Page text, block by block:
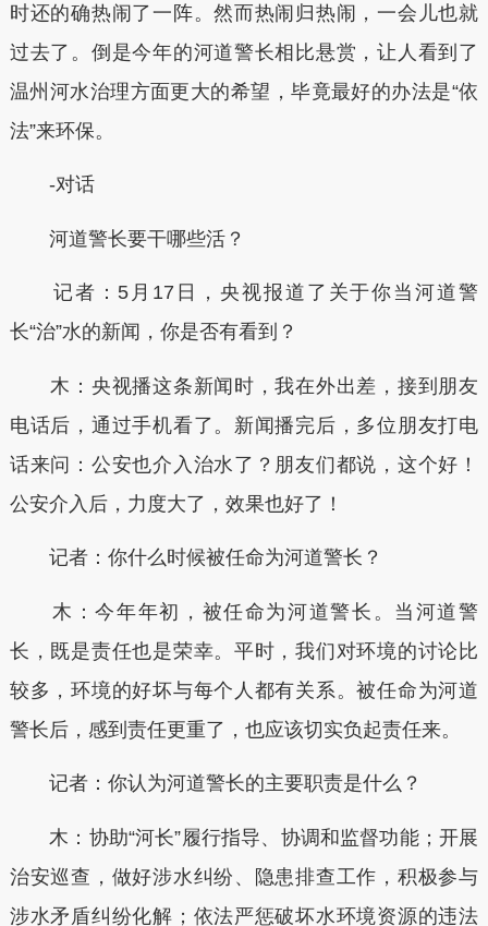
时还的确热闹了一阵。然而热闹归热闹，一会儿也就
过去了。倒是今年的河道警长相比悬赏，让人看到了
温州河水治理方面更大的希望，毕竟最好的办法是“依
法”来环保。
-对话
河道警长要干哪些活？
记者：5月17日，央视报道了关于你当河道警
长“治”水的新闻，你是否有看到？
木：央视播这条新闻时，我在外出差，接到朋友
电话后，通过手机看了。新闻播完后，多位朋友打电
话来问：公安也介入治水了？朋友们都说，这个好！
公安介入后，力度大了，效果也好了！
记者：你什么时候被任命为河道警长？
木：今年年初，被任命为河道警长。当河道警
长，既是责任也是荣幸。平时，我们对环境的讨论比
较多，环境的好坏与每个人都有关系。被任命为河道
警长后，感到责任更重了，也应该切实负起责任来。
记者：你认为河道警长的主要职责是什么？
木：协助“河长”履行指导、协调和监督功能；开展
治安巡查，做好涉水纠纷、隐患排查工作，积极参与
涉水矛盾纠纷化解；依法严惩破坏水环境资源的违法